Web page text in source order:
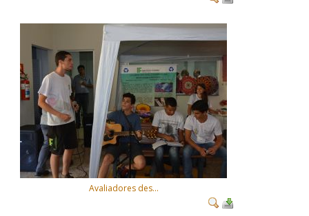
Avaliadores des...